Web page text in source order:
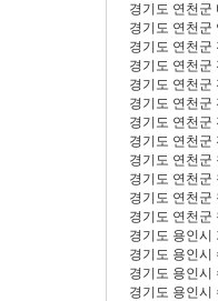
경기도 연천군
경기도 연천군
경기도 연천군
경기도 연천군
경기도 연천군
경기도 연천군
경기도 연천군
경기도 연천군
경기도 연천군
경기도 연천군
경기도 연천군
경기도 연천군
경기도 용인시
경기도 용인시
경기도 용인시
경기도 용인시